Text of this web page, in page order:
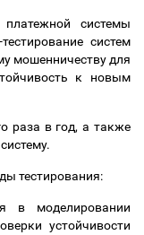
системы
систем
мошенничеству для
к новым
раза в год, а также
тестирования:
в моделировании
устойчивости